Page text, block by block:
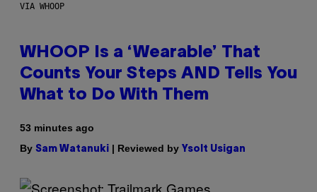
VIA WHOOP
WHOOP Is a ‘Wearable’ That
Counts Your Steps AND Tells You
What to Do With Them
53 minutes ago
By Sam Watanuki | Reviewed by Ysolt Usigan